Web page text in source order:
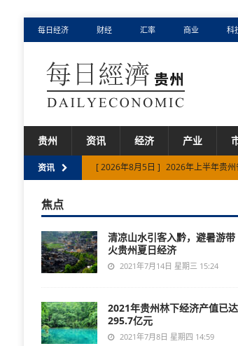
每日经济 财经 汇率 商业 科
贵州 资讯 经济 产业
资讯 [ 2026年8月5日 ] 2026年上半年贵
[ 2026年8月4日 ] 贵州省避暑经济提
[ 2026年8月3日 ] 多个行业销售收入
[ 2026年8月6日 ] 贵州省八部门联合
焦点
清凉山水引客入黔，避暑游带
火贵州夏日经济
2021年7月14日 星期三 15:24
2021年贵州林下经济产值已达
295.7亿元
2021年7月8日 星期四 14:59